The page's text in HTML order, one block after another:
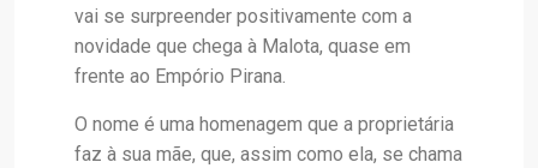
vai se surpreender positivamente com a
novidade que chega à Malota, quase em
frente ao Empório Pirana.
O nome é uma homenagem que a proprietária
faz à sua mãe, que, assim como ela, se chama